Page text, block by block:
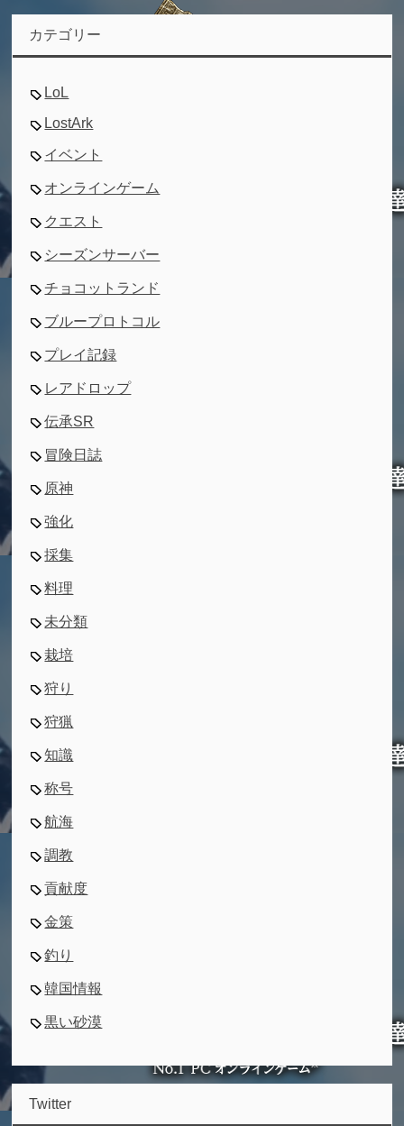
カテゴリー
LoL
LostArk
イベント
オンラインゲーム
クエスト
シーズンサーバー
チョコットランド
ブループロトコル
プレイ記録
レアドロップ
伝承SR
冒険日誌
原神
強化
採集
料理
未分類
栽培
狩り
狩猟
知識
称号
航海
調教
貢献度
金策
釣り
韓国情報
黒い砂漠
Twitter